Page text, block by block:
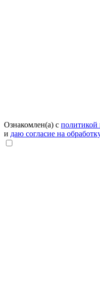
Ознакомлен(а) с политикой
и даю согласие на